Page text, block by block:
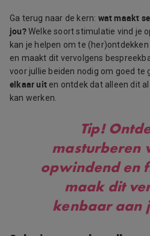
Ga terug naar de kern: wat maakt
jou?Welke soort stimulatie vind je
kan je helpen om te
en maakt dit vervolgens
voor jullie beiden nodig om goed te
elkaar uit en ontdek dat alleen dit
kan werken.
Tip!
masturberen
opwindend en
maak dit
kenbaar aan